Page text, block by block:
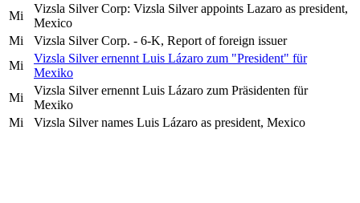
Mi
Vizsla Silver Corp: Vizsla Silver appoints Lazaro as president,
Mexico
Mi
Vizsla Silver Corp. - 6-K, Report of foreign issuer
Mi
Vizsla Silver ernennt Luis Lázaro zum "President" für
Mexiko
Mi
Vizsla Silver ernennt Luis Lázaro zum Präsidenten für
Mexiko
Mi
Vizsla Silver names Luis Lázaro as president, Mexico